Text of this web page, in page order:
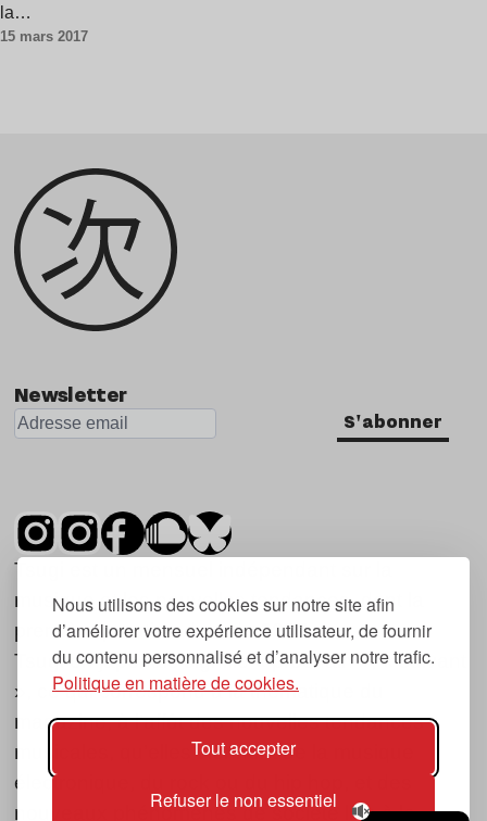
Nous utilisons des cookies sur notre site afin
d’améliorer votre expérience utilisateur, de fournir
du contenu personnalisé et d’analyser notre trafic.
Politique en matière de cookies.
Tout accepter
Refuser le non essentiel
la…
15 mars 2017
Newsletter
S'abonner
Tsugi est un mensuel indépendant sur la
musique et les nouvelles tendances, dont la
première parution date de 2007.
Tsugi en japonais signifie « prochain », « suivant
», ce qui correspond à la thématique du
magazine, à l’affût des nouvelles tendances
musicales, qu’elles viennent de la musique
électronique, du rock ou du hip hop, et des
nouveaux phénomènes de société liés à la